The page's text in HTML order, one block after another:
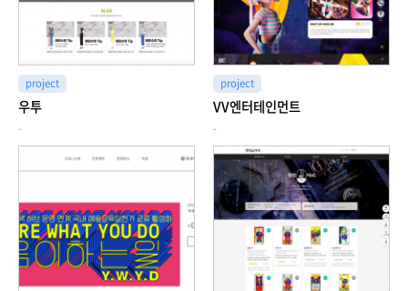
project
우투
-
project
VV엔터테인먼트
-